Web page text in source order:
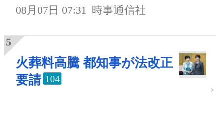
08月07日 07:31 時事通信社
火葬料高騰 都知事が法改正
要請 104